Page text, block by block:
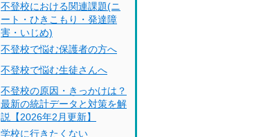
不登校における関連課題(ニ
ート・ひきこもり・発達障
害・いじめ)
不登校で悩む保護者の方へ
不登校で悩む生徒さんへ
不登校の原因・きっかけは？
最新の統計データと対策を解
説【2026年2月更新】
学校に行きたくない